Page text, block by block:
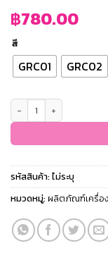
฿780.00
สี
GRC01 GRC02
จำนวน แป้งรองพื้น กลามอ
รหัสสินค้า:ไม่ระบุ
หมวดหมู่:ผลิตภัณฑ์เครื่อ